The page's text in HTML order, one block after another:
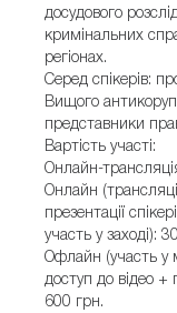
досудового
кримінальних
регіонах.
Серед спікерів:
Вищого
представники
Вартість участі:
Онлайн-
Онлайн
презентації
участь у заході):
Офлайн (участь у
доступ до відео +
600 грн.